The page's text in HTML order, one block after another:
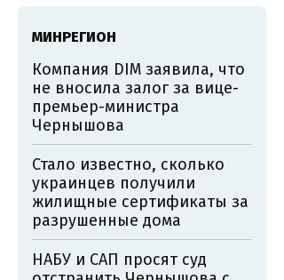
МИНРЕГИОН
Компания DIM заявила, что
не вносила залог за вице-
премьер-министра
Чернышова
Стало известно, сколько
украинцев получили
жилищные сертификаты за
разрушенные дома
НАБУ и САП просят суд